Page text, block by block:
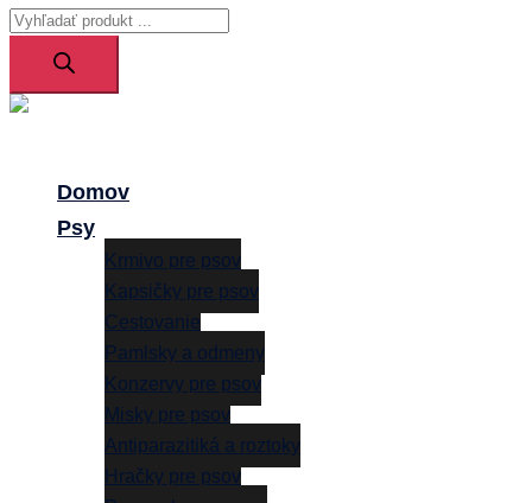
Products
search
Domov
Psy
Krmivo pre psov
Kapsičky pre psov
Cestovanie
Pamlsky a odmeny
Konzervy pre psov
Misky pre psov
Antiparazitiká a roztoky
Hračky pre psov